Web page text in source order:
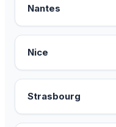
Nantes
Nice
Strasbourg